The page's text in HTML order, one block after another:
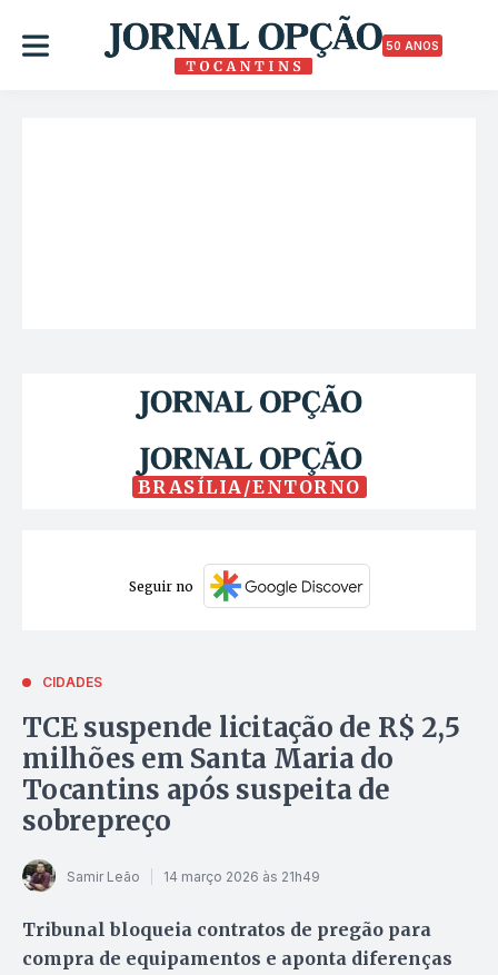
50 ANOS
BRASÍLIA/ENTORNO
Seguir no
CIDADES
TCE suspende licitação de R$ 2,5
milhões em Santa Maria do
Tocantins após suspeita de
sobrepreço
Samir Leão 14 março 2026 às 21h49
Tribunal bloqueia contratos de pregão para
compra de equipamentos e aponta diferenças